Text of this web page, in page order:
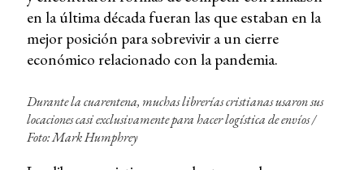
en la última década fueran las que estaban en la
mejor posición para sobrevivir a un cierre
económico relacionado con la pandemia.
Durante la cuarentena, muchas librerías cristianas usaron sus
locaciones casi exclusivamente para hacer logística de envíos/
Foto: Mark Humphrey